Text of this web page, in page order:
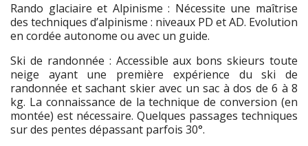
Rando glaciaire et Alpinisme : Nécessite une maîtrise
des techniques d’alpinisme : niveaux PD et AD. Evolution
en cordée autonome ou avec un guide.
Ski de randonnée : Accessible aux bons skieurs toute
neige ayant une première expérience du ski de
randonnée et sachant skier avec un sac à dos de 6 à 8
kg. La connaissance de la technique de conversion (en
montée) est nécessaire. Quelques passages techniques
sur des pentes dépassant parfois 30°.